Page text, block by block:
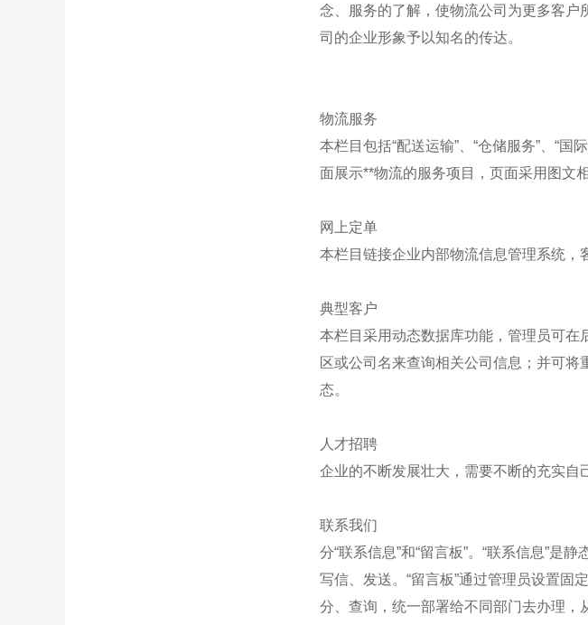
念、服务的了解，使物流公司为更多客
司的企业形象予以知名的传达。
物流服务
本栏目包括“配送运输”、“仓储服务”、“
面展示**物流的服务项目，页面采用图文
网上定单
本栏目链接企业内部物流信息管理系统，
典型客户
本栏目采用动态数据库功能，管理员可
区或公司名来查询相关公司信息；并可
态。
人才招聘
企业的不断发展壮大，需要不断的充实自
联系我们
分“联系信息”和“留言板”。“联系信息”是
写信、发送。“留言板”通过管理员设置固
分、查询，统一部署给不同部门去办理，